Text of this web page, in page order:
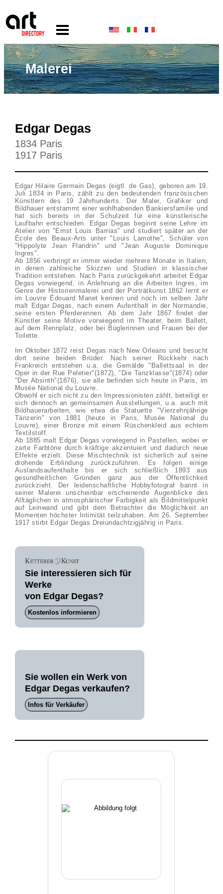
Malerei
Edgar Degas
1834 Paris
1917 Paris
Edgar Hilaire Germain Degas (eigtl. de Gas), geboren am 19.
Juli 1834 in Paris, zählt zu den bedeutenden französischen
Künstlern des 19 Jahrhunderts. Der Maler, Grafiker und
Bildhauer entstammt einer wohlhabenden Bankiersfamilie und
hat sich bereits in der Schulzeit für eine künstlerische
Laufbahn entschieden. Edgar Degas beginnt seine Lehre im
Atelier von "Ernst Louis Barrias" und studiert später an der
École des Beaux-Arts unter "Louis Lamothe", Schüler von
"Hippolyte Jean Flandrin" und "Jean Auguste Dominique
Ingres".
Ab 1856 verbringt er immer wieder mehrere Monate in Italien,
in denen zahlreiche Skizzen und Studien in klassischer
Tradition entstehen. Nach Paris zurückgekehrt arbeitet Edgar
Degas vorwiegend, in Anlehnung an die Arbeiten Ingres, im
Genre der Historienmalerei und der Porträtkunst.1862 lernt er
im Louvre Édouard Manet kennen und noch im selben Jahr
malt Edgar Degas, nach einem Aufenthalt in der Normandie,
seine ersten Pferderennen. Ab dem Jahr 1867 findet der
Künstler seine Motive vorwiegend im Theater, beim Ballett,
auf dem Rennplatz, oder bei Büglerinnen und Frauen bei der
Toilette.
Im Oktober 1872 reist Degas nach New Orleans und besucht
dort seine beiden Brüder. Nach seiner Rückkehr nach
Frankreich entstehen u.a. die Gemälde "Ballettsaal in der
Oper in der Rue Peletier"(1872), "Die Tanzklasse"(1874) oder
"Der Absinth"(1876), sie alle befinden sich heute in Paris, im
Musée National du Louvre.
Obwohl er sich nicht zu den Impressionisten zählt, beteiligt er
sich dennoch an gemeinsamen Ausstellungen, u.a. auch mit
Bildhauerarbeiten, wie etwa die Statuette "Vierzehnjährige
Tänzerin" von 1881 (heute in Paris, Musée National du
Louvre), einer Bronze mit einem Rüschenkleid aus echtem
Textilstoff.
Ab 1885 malt Edgar Degas vorwiegend in Pastellen, wobei er
zarte Farbtöne durch kräftige akzentuiert und dadurch neue
Effekte erzielt. Diese Mischtechnik ist sicherlich auf seine
drohende Erblindung zurückzuführen. Es folgen einige
Auslandsaufenthalte bis er sich schließlich 1893 aus
gesundheitlichen Gründen ganz aus der Öffentlichkeit
zurückzieht. Der leidenschaftliche Hobbyfotograf bannt in
seiner Malerei unscheinbar erscheinende Augenblicke des
Alltäglichen in atmosphärischer Farbigkeit als Bildmittelpunkt
auf Leinwand und gibt dem Betrachter die Möglichkeit an
Momenten höchster Intimität teilzuhaben. Am 26. September
1917 stirbt Edgar Degas Dreiundachtzigjährig in Paris.
Sie interessieren sich für
Werke
von Edgar Degas?
Kostenlos informieren
Sie wollen ein Werk von
Edgar Degas verkaufen?
Infos für Verkäufer